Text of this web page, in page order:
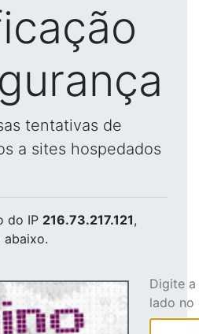
tentativas de
a sites hospedados
do IP 216.73.217.121,
abaixo.
Digite
lado no